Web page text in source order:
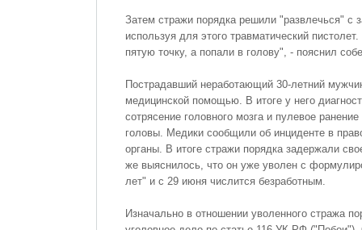
Затем стражи порядка решили "развлечься" с
используя для этого травматический
пятую точку, а попали в голову", - пояснил
Пострадавший неработающий 30-летний
медицинской помощью. В итоге у него
сотрясение головного мозга и пулевое
головы. Медики сообщили об инциденте в
органы. В итоге стражи порядка задержали
же выяснилось, что он уже уволен с
лет" и с 29 июня числится безработным.
Изначально в отношении уволенного стража